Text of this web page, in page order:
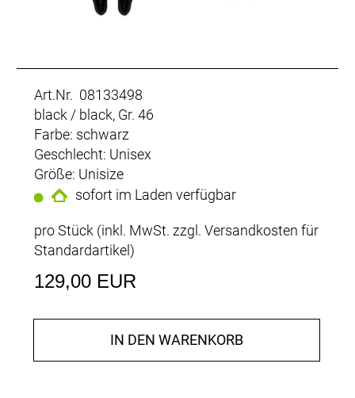
Art.Nr. 08133498
black / black, Gr. 46
Farbe: schwarz
Geschlecht: Unisex
Größe: Unisize
sofort im Laden verfügbar
pro Stück (inkl. MwSt. zzgl. Versandkosten für
Standardartikel)
129,00 EUR
IN DEN WARENKORB